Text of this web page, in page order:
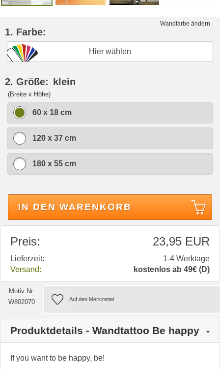
Wandfarbe ändern
1. Farbe:
Hier wählen
2. Größe: klein
(Breite x Höhe)
60 x 18 cm
120 x 37 cm
180 x 55 cm
IN DEN WARENKORB
Preis: 23,95 EUR
Lieferzeit:
1-4 Werktage
Versand:
kostenlos ab 49€ (D)
Motiv Nr.
W802070
Produktdetails - Wandtattoo Be happy
If you want to be happy, be!